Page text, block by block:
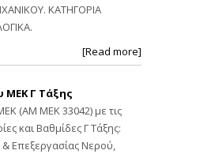
ΚΑΤΗΓΟΡΙΑ
[Read more]
ΜΕΚ Γ Τάξης
(ΑΜ ΜΕΚ 33042) με τις
και Βαθμίδες Γ Τάξης:
Επεξεργασίας Νερού,